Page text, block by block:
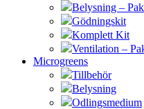
Belysning –
Gödningskit
Komplett Kit
Ventilation –
Microgreens
Tillbehör
Belysning
Odlingsmedium